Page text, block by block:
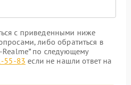
с приведенными ниже
либо обратиться в
по следующему
55-83 если не нашли ответ на